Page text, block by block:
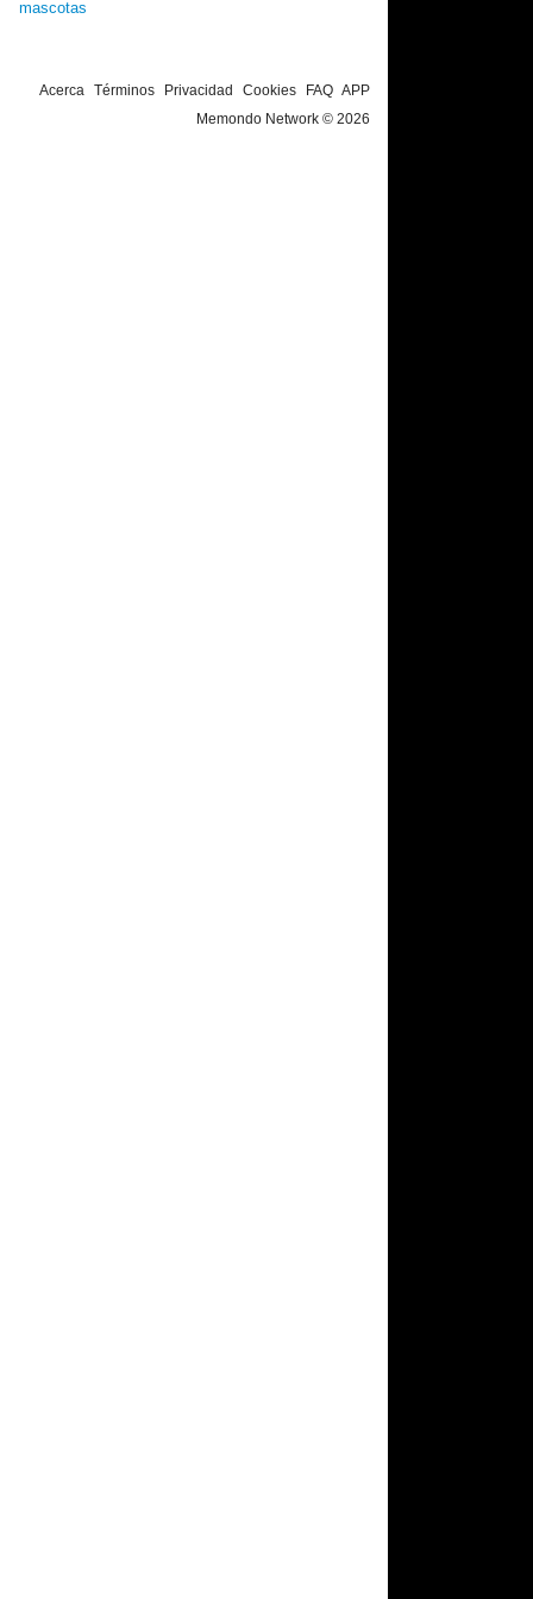
mascotas
Acerca Términos Privacidad Cookies FAQ APP
Memondo Network © 2026